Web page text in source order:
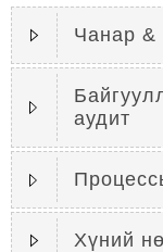
Чанар &
аудит
Хүний